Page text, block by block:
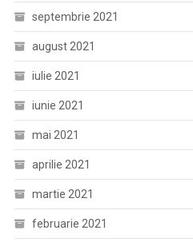
septembrie 2021
august 2021
iulie 2021
iunie 2021
mai 2021
aprilie 2021
martie 2021
februarie 2021